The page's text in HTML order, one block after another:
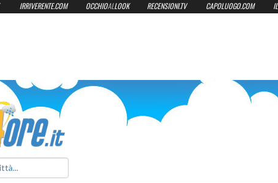
ilmeteo24ore.it
IRRIVERENTE.COM OCCHIOALLOOK RECENSIONI.TV CAPOLUOGO.COM